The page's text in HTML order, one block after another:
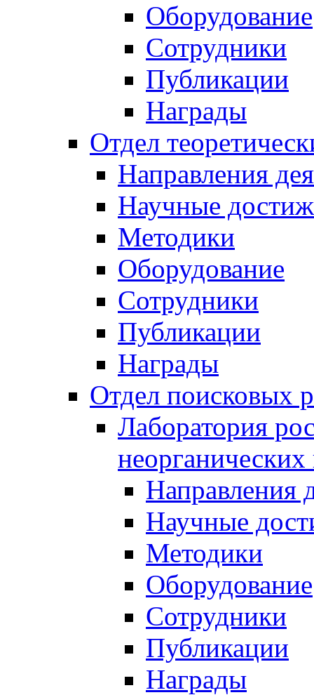
Оборудование
Сотрудники
Публикации
Награды
Отдел
Направления
Научные
Методики
Оборудование
Сотрудники
Публикации
Награды
Отдел поисковых
Лаборатория
Направления
Научные
Методики
Оборудование
Сотрудники
Публикации
Награды